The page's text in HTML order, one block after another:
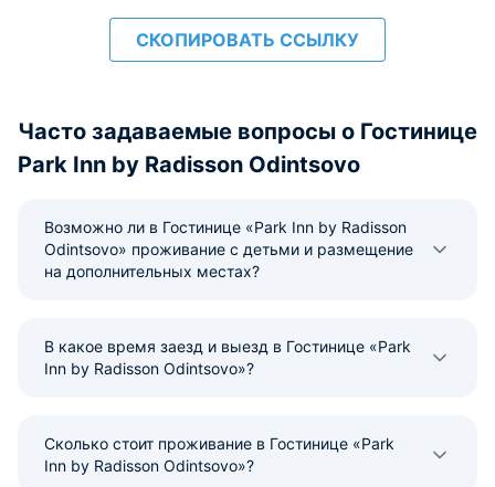
СКОПИРОВАТЬ ССЫЛКУ
Часто задаваемые вопросы о Гостинице
Park Inn by Radisson Odintsovo
Возможно ли в Гостинице «Park Inn by Radisson
Odintsovo» проживание с детьми и размещение
на дополнительных местах?
В какое время заезд и выезд в Гостинице «Park
Inn by Radisson Odintsovo»?
Сколько стоит проживание в Гостинице «Park
Inn by Radisson Odintsovo»?